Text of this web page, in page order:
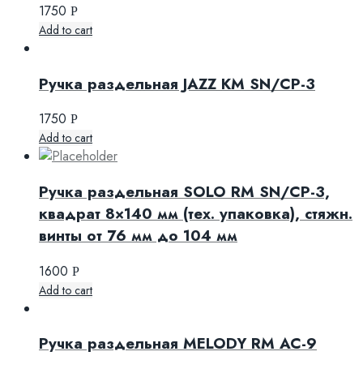
1750 Р
Add to cart
Ручка раздельная JAZZ KM SN/CP-3
1750 Р
Add to cart
Ручка раздельная SOLO RM SN/CP-3,
квадрат 8×140 мм (тех. упаковка), стяжн.
винты от 76 мм до 104 мм
1600 Р
Add to cart
Ручка раздельная MELODY RM AC-9